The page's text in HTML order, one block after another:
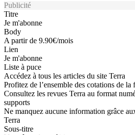
Publicité
Titre
Je m'abonne
Body
A partir de 9.90€/mois
Lien
Je m'abonne
Liste à puce
Accédez à tous les articles du site Terra
Profitez de l’ensemble des cotations de la
Consultez les revues Terra au format
supports
Ne manquez aucune information grâce
Terra
Sous-titre